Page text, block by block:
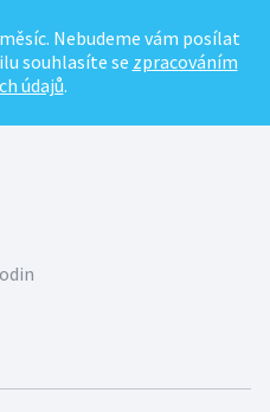
Nebudeme vám posílat
souhlasíte se zpracováním
údajů.